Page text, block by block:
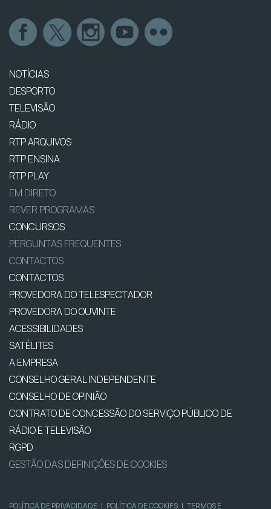
NOTÍCIAS
DESPORTO
TELEVISÃO
RÁDIO
RTP ARQUIVOS
RTP ENSINA
RTP PLAY
EM DIRETO
REVER PROGRAMAS
CONCURSOS
PERGUNTAS FREQUENTES
CONTACTOS
CONTACTOS
PROVEDORA DO TELESPECTADOR
PROVEDORA DO OUVINTE
ACESSIBILIDADES
SATÉLITES
A EMPRESA
CONSELHO GERAL INDEPENDENTE
CONSELHO DE OPINIÃO
CONTRATO DE CONCESSÃO DO SERVIÇO PÚBLICO DE
RÁDIO E TELEVISÃO
RGPD
GESTÃO DAS DEFINIÇÕES DE COOKIES
POLÍTICA DE PRIVACIDADE | POLÍTICA DE COOKIES | TERMOS E